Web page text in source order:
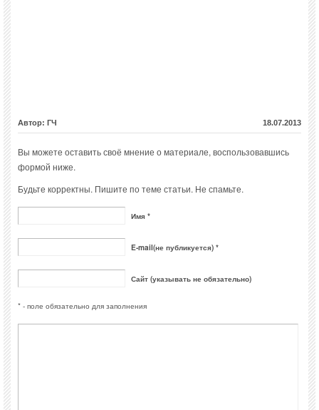
Автор: ГЧ 18.07.2013
Вы можете оставить своё мнение о материале, воспользовавшись
формой ниже.
Будьте корректны. Пишите по теме статьи. Не спамьте.
Имя *
E-mail(не публикуется) *
Сайт (указывать не обязательно)
* - поле обязательно для заполнения